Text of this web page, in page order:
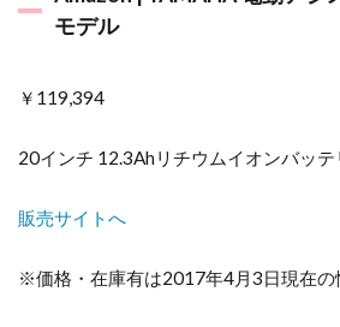
モデル
￥119,394
20インチ 12.3Ahリチウムイオンバッ
販売サイトへ
※価格・在庫有は2017年4月3日現在の